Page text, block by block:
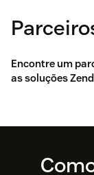
Encontre um
as soluções
Footer